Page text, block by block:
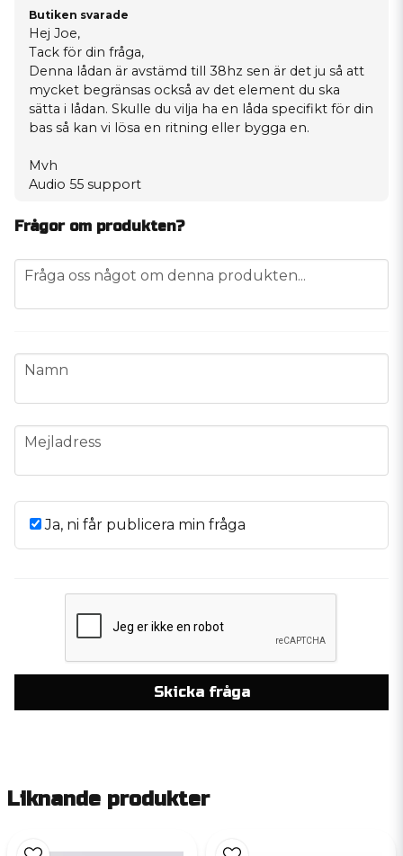
Butiken svarade
Hej Joe,
Tack för din fråga,
Denna lådan är avstämd till 38hz sen är det ju så att
mycket begränsas också av det element du ska
sätta i lådan. Skulle du vilja ha en låda specifikt för din
bas så kan vi lösa en ritning eller bygga en.
Mvh
Audio 55 support
Frågor om produkten?
question
Fråga oss något om denna produkten...
name
Namn
email
Mejladress
Ja, ni får publicera min fråga
Skicka fråga
Liknande produkter